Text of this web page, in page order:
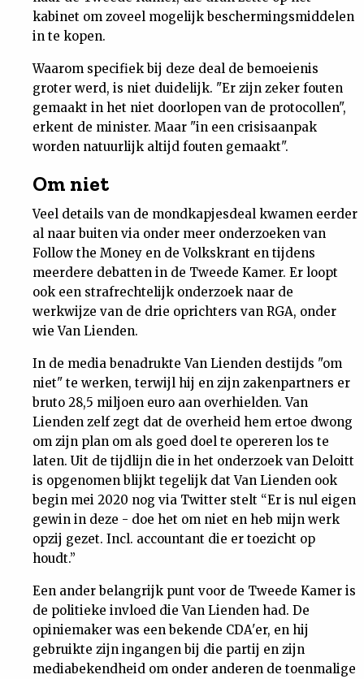
kabinet om zoveel mogelijk beschermingsmiddelen
in te kopen.
Waarom specifiek bij deze deal de bemoeienis
groter werd, is niet duidelijk. "Er zijn zeker fouten
gemaakt in het niet doorlopen van de protocollen",
erkent de minister. Maar "in een crisisaanpak
worden natuurlijk altijd fouten gemaakt".
Om niet
Veel details van de mondkapjesdeal kwamen eerder
al naar buiten via onder meer onderzoeken van
Follow the Money en de Volkskrant en tijdens
meerdere debatten in de Tweede Kamer. Er loopt
ook een strafrechtelijk onderzoek naar de
werkwijze van de drie oprichters van RGA, onder
wie Van Lienden.
In de media benadrukte Van Lienden destijds "om
niet" te werken, terwijl hij en zijn zakenpartners er
bruto 28,5 miljoen euro aan overhielden. Van
Lienden zelf zegt dat de overheid hem ertoe dwong
om zijn plan om als goed doel te opereren los te
laten. Uit de tijdlijn die in het onderzoek van Deloitt
is opgenomen blijkt tegelijk dat Van Lienden ook
begin mei 2020 nog via Twitter stelt “Er is nul eigen
gewin in deze - doe het om niet en heb mijn werk
opzij gezet. Incl. accountant die er toezicht op
houdt.”
Een ander belangrijk punt voor de Tweede Kamer is
de politieke invloed die Van Lienden had. De
opiniemaker was een bekende CDA'er, en hij
gebruikte zijn ingangen bij die partij en zijn
mediabekendheid om onder anderen de toenmalige